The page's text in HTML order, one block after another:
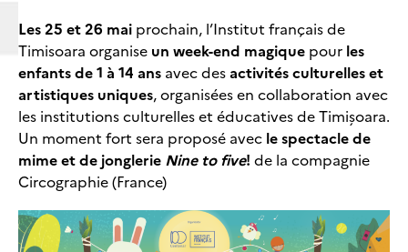
Les 25 et 26 mai prochain, l’Institut français de
Timisoara organise un week-end magique pour les
enfants de 1 à 14 ans avec desactivités culturelles et
artistiques uniques, organisées en collaboration avec
les institutions culturelles et éducatives de Timișoara.
Un moment fort sera proposé avec le spectacle de
mime et de jonglerie Nine to five! de la compagnie
Circographie (France)